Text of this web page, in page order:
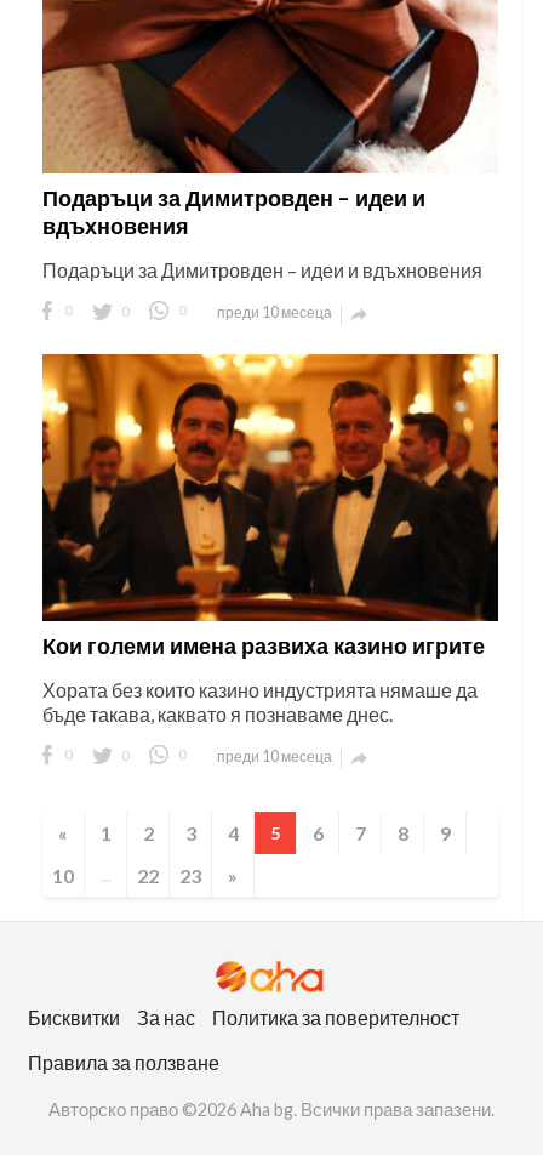
Подаръци за Димитровден – идеи и
вдъхновения
Подаръци за Димитровден – идеи и вдъхновения
0 0 0 преди 10 месеца 
Кои големи имена развиха казино игрите
Хората без които казино индустрията нямаше да
бъде такава, каквато я познаваме днес.
0 0 0 преди 10 месеца 
« 1 2 3 4 5 6 7 8
9
10
... 22 23 »
Бисквитки За нас
Политика за поверителност
Правила за ползване
Авторско право ©2026 Aha bg. Всички права запазени.